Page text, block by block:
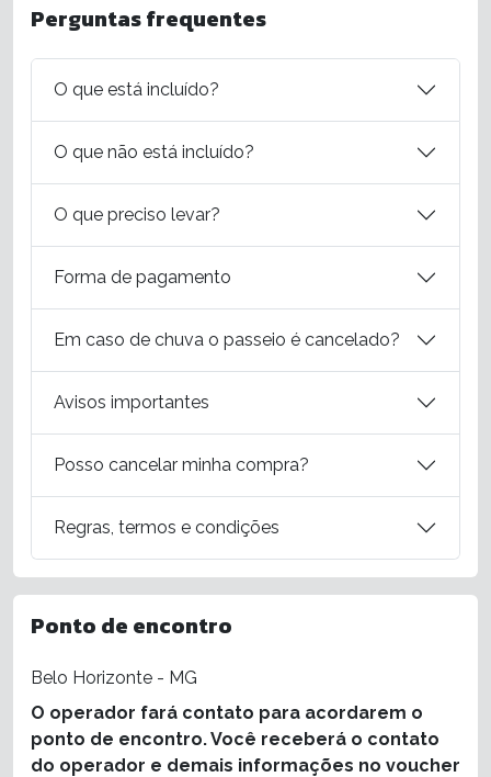
Perguntas frequentes
O que está incluído?
O que não está incluído?
O que preciso levar?
Forma de pagamento
Em caso de chuva o passeio é cancelado?
Avisos importantes
Posso cancelar minha compra?
Regras, termos e condições
Ponto de encontro
Belo Horizonte - MG
O operador fará contato para acordarem o
ponto de encontro. Você receberá o contato
do operador e demais informações no voucher